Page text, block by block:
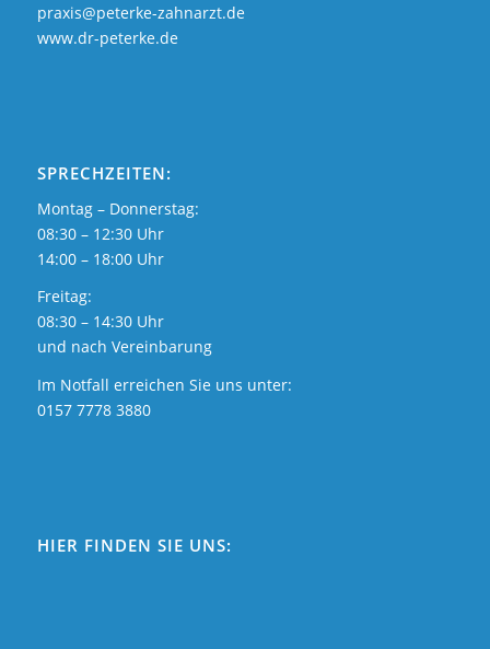
praxis@peterke-zahnarzt.de
www.dr-peterke.de
SPRECHZEITEN:
Montag – Donnerstag:
08:30 – 12:30 Uhr
14:00 – 18:00 Uhr
Freitag:
08:30 – 14:30 Uhr
und nach Vereinbarung
Im Notfall erreichen Sie uns unter:
0157 7778 3880
HIER FINDEN SIE UNS: